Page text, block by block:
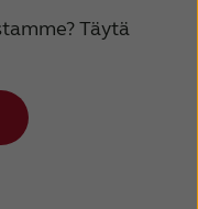
Täytä